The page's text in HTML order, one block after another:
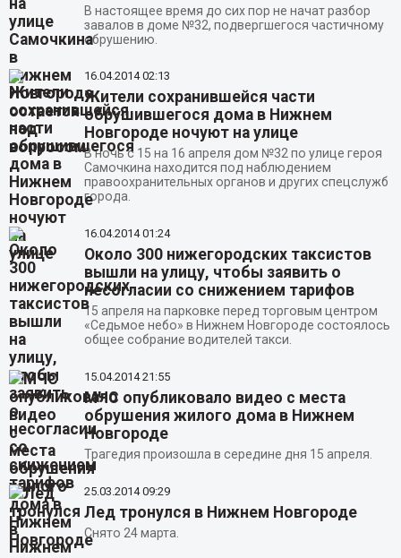
В настоящее время до сих пор не начат разбор
завалов в доме №32, подвергшегося частичному
обрушению.
16.04.201402:13
Жители сохранившейся части
обрушившегося дома в Нижнем
Новгороде ночуют на улице
В ночь с 15 на 16 апреля дом №32 по улице героя
Самочкина находится под наблюдением
правоохранительных органов и других спецслужб
города.
16.04.201401:24
Около 300 нижегородских таксистов
вышли на улицу, чтобы заявить о
несогласии со снижением тарифов
15 апреля на парковке перед торговым центром
«Седьмое небо» в Нижнем Новгороде состоялось
общее собрание водителей такси.
15.04.201421:55
МЧС опубликовало видео с места
обрушения жилого дома в Нижнем
Новгороде
Трагедия произошла в середине дня 15 апреля.
25.03.201409:29
Лед тронулся в Нижнем Новгороде
Снято 24 марта.